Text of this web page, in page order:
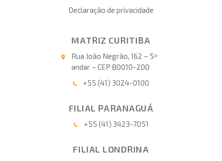
Declaração de privacidade
MATRIZ CURITIBA
Rua João Negrão, 162 – 5º
andar – CEP 80010-200
+55 (41) 3024-0100
FILIAL PARANAGUÁ
+55 (41) 3423-7051
FILIAL LONDRINA